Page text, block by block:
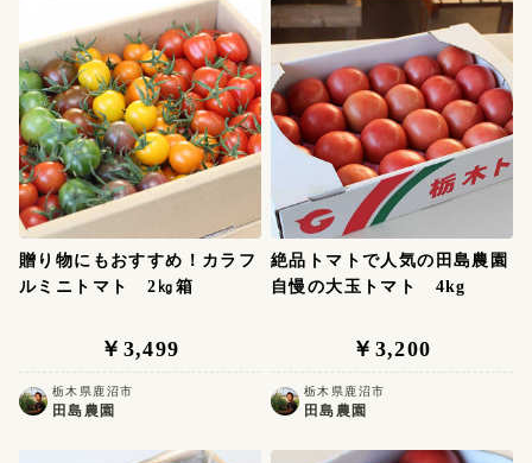
笑顔にする田島さんの笑顔は、トマトのように明るく
輝いている。
贈り物にもおすすめ！カラフ
ルミニトマト 2㎏箱
￥3,499
栃木県鹿沼市
田島農園
絶品トマトで人気の田島農園
自慢の大玉トマト 4kg
￥3,200
栃木県鹿沼市
田島農園